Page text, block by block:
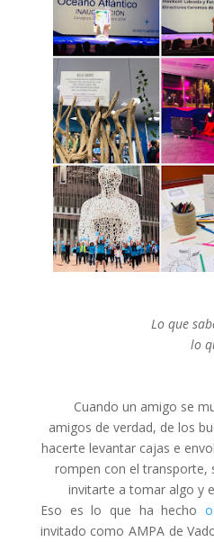
Lo que
lo
Cuando un amigo se
amigos de verdad, de los
hacerte levantar cajas e
rompen con el transporte,
invitarte a tomar algo y
Eso es lo que ha hecho
invitado como AMPA de